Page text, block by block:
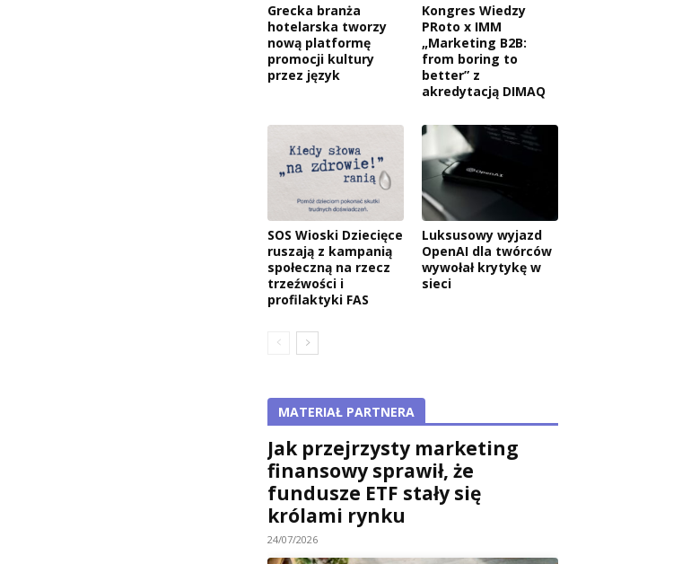
Grecka branża
hotelarska tworzy
nową platformę
promocji kultury
przez język
Kongres Wiedzy
PRoto x IMM
„Marketing B2B:
from boring to
better” z
akredytacją DIMAQ
SOS Wioski Dziecięce
ruszają z kampanią
społeczną na rzecz
trzeźwości i
profilaktyki FAS
Luksusowy wyjazd
OpenAI dla twórców
wywołał krytykę w
sieci
MATERIAŁ PARTNERA
Jak przejrzysty marketing
finansowy sprawił, że
fundusze ETF stały się
królami rynku
24/07/2026